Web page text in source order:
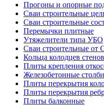
Прогоны и опорные
Сваи строительные
Сваи строительные
Перемычки плитные
Утяжелители типа УБО
Сваи строительные от
Кольца колодцев
Плиты крепления
Железобетонные
Плиты перекрытия
Плиты перекрытия
Плиты балконные